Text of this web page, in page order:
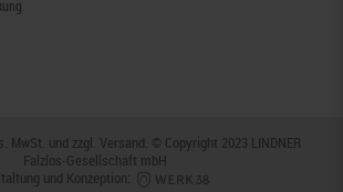
MwSt. und zzgl. Versand. © Copyright 2023 LINDNER
Falzlos-Gesellschaft mbH
und Konzeption: